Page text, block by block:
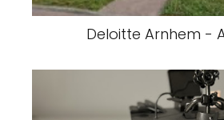
Deloitte Arnhem -